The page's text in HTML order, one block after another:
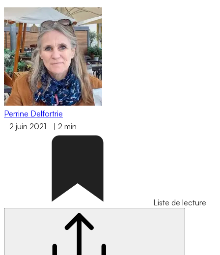
Perrine Delfortrie
- 2 juin 2021 - 2 min
Liste de lecture